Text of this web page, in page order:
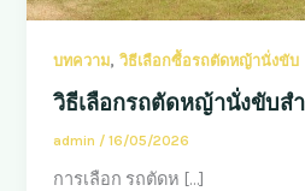
บทความ,วิธีเลือกซื้อรถตัดหญ้านั่งขับ
วิธีเลือกรถตัดหญ้านั่งขับส
admin /16/05/2026
การเลือก รถตัดห […]